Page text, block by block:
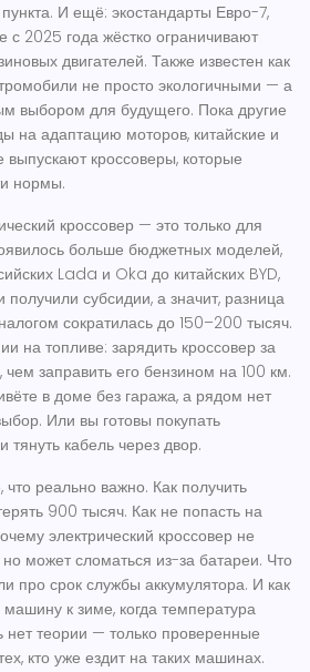
И ещё: экостандарты Евро-7,
с 2025 года жёстко ограничивают
двигателей. Также известен как
не просто экологичными — а
выбором для будущего. Пока другие
на адаптацию моторов, китайские и
кроссоверы, которые
нормы.
кроссовер — это только для
больше бюджетных моделей,
Lada и Oka до китайских BYD,
субсидии, а значит, разница
сократилась до 150–200 тысяч.
на топливе: зарядить кроссовер за
заправить его бензином на 100 км.
в доме без гаража, а рядом нет
Или вы готовы покупать
тянуть кабель через двор.
реально важно. Как получить
900 тысяч. Как не попасть на
электрический кроссовер не
может сломаться из-за батареи. Что
про срок службы аккумулятора. И как
машину к зиме, когда температура
теории — только проверенные
кто уже ездит на таких машинах.